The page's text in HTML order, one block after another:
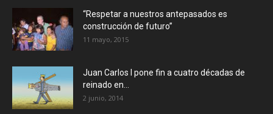
“Respetar a nuestros antepasados es
construcción de futuro”
11 mayo, 2015
Juan Carlos I pone fin a cuatro décadas de
reinado en...
2 junio, 2014